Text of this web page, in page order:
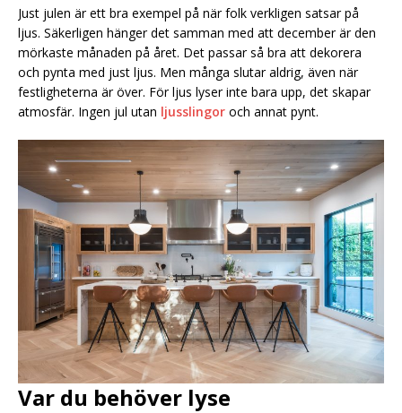
Just julen är ett bra exempel på när folk verkligen satsar på
ljus. Säkerligen hänger det samman med att december är den
mörkaste månaden på året. Det passar så bra att dekorera
och pynta med just ljus. Men många slutar aldrig, även när
festligheterna är över. För ljus lyser inte bara upp, det skapar
atmosfär. Ingen jul utan ljusslingor och annat pynt.
Var du behöver lyse